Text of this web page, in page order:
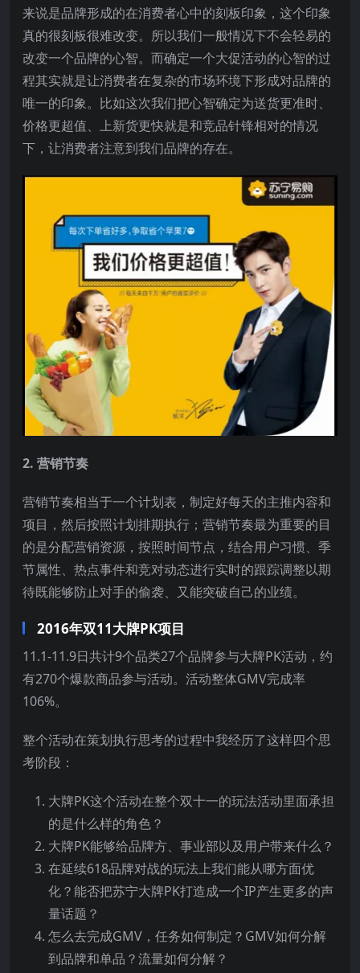
来说是品牌形成的在消费者心中的刻板印象，这个印象
真的很刻板很难改变。所以我们一般情况下不会轻易的
改变一个品牌的心智。而确定一个大促活动的心智的过
程其实就是让消费者在复杂的市场环境下形成对品牌的
唯一的印象。比如这次我们把心智确定为送货更准时、
价格更超值、上新货更快就是和竞品针锋相对的情况
下，让消费者注意到我们品牌的存在。
2. 营销节奏
营销节奏相当于一个计划表，制定好每天的主推内容和
项目，然后按照计划排期执行；营销节奏最为重要的目
的是分配营销资源，按照时间节点，结合用户习惯、季
节属性、热点事件和竞对动态进行实时的跟踪调整以期
待既能够防止对手的偷袭、又能突破自己的业绩。
2016年双11大牌PK项目
11.1-11.9日共计9个品类27个品牌参与大牌PK活动，约
有270个爆款商品参与活动。活动整体GMV完成率
106%。
整个活动在策划执行思考的过程中我经历了这样四个思
考阶段：
大牌PK这个活动在整个双十一的玩法活动里面承担
的是什么样的角色？
大牌PK能够给品牌方、事业部以及用户带来什么？
在延续618品牌对战的玩法上我们能从哪方面优
化？能否把苏宁大牌PK打造成一个IP产生更多的声
量话题？
怎么去完成GMV，任务如何制定？GMV如何分解
到品牌和单品？流量如何分解？